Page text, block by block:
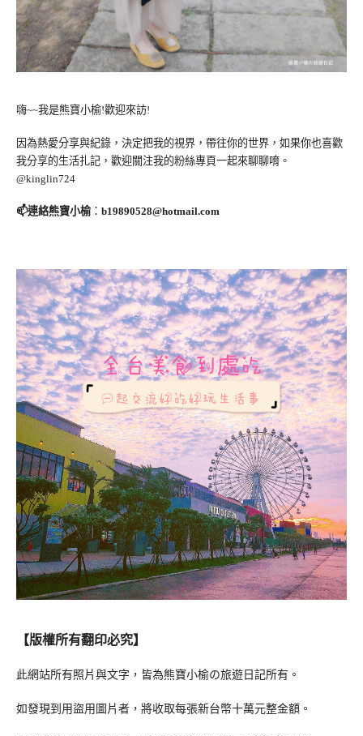
嗨~~我是熊寶小榆!歡迎來訪!
因為熱愛分享與紀錄，決定把我的視界，帶往你的世界，如果你也喜歡
我分享的生活扎記，歡迎關注我的粉絲專頁一起來聊聊唷。
@kinglin724
📫連絡熊寶小榆： b19890528@hotmail.com
【版權所有翻印必究】
此網站所有照片與文字，皆為熊寶小榆の旅遊日記所有。
如發現到用盜用圖片者，將收取每張新台幣十萬元整金額。